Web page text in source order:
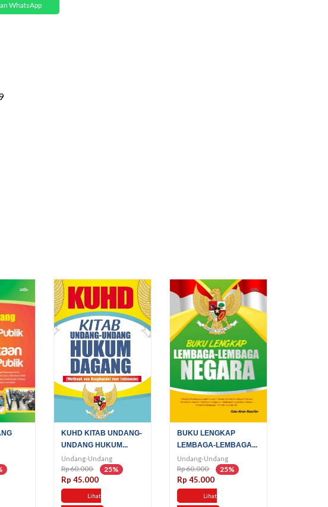
WhatsApp
KUHD KITAB UNDANG-
UNDANG HUKUM...
Undang-Undang
Rp 60.000 25%
Rp 45.000
Lihat
BUKU LENGKAP
LEMBAGA-LEMBAGA...
Undang-Undang
Rp 60.000 25%
Rp 45.000
Lihat